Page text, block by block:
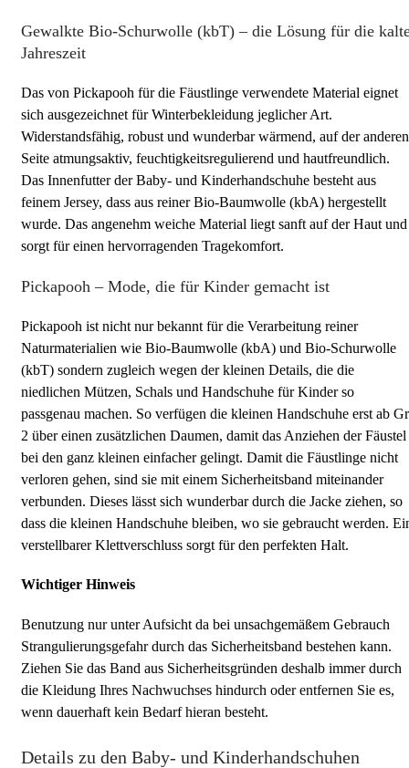
Gewalkte Bio-Schurwolle (kbT) – die Lösung für die
Jahreszeit
Das von Pickapooh für die Fäustlinge verwendete Material eignet
sich ausgezeichnet für Winterbekleidung jeglicher Art.
Widerstandsfähig, robust und wunderbar wärmend, auf der anderen
Seite atmungsaktiv, feuchtigkeitsregulierend und hautfreundlich.
Das Innenfutter der Baby- und Kinderhandschuhe besteht aus
feinem Jersey, dass aus reiner Bio-Baumwolle (kbA) hergestellt
wurde. Das angenehm weiche Material liegt sanft auf der Haut und
sorgt für einen hervorragenden Tragekomfort.
Pickapooh – Mode, die für Kinder gemacht ist
Pickapooh ist nicht nur bekannt für die Verarbeitung reiner
Naturmaterialien wie Bio-Baumwolle (kbA) und Bio-Schurwolle
(kbT) sondern zugleich wegen der kleinen Details, die die
niedlichen Mützen, Schals und Handschuhe für Kinder so
passgenau machen. So verfügen die kleinen Handschuhe erst ab
2 über einen zusätzlichen Daumen, damit das Anziehen der Fäustel
bei den ganz kleinen einfacher gelingt. Damit die Fäustlinge nicht
verloren gehen, sind sie mit einem Sicherheitsband miteinander
verbunden. Dieses lässt sich wunderbar durch die Jacke ziehen, so
dass die kleinen Handschuhe bleiben, wo sie gebraucht werden.
verstellbarer Klettverschluss sorgt für den perfekten Halt.
Wichtiger Hinweis
Benutzung nur unter Aufsicht da bei unsachgemäßem Gebrauch
Strangulierungsgefahr durch das Sicherheitsband bestehen kann.
Ziehen Sie das Band aus Sicherheitsgründen deshalb immer durch
die Kleidung Ihres Nachwuchses hindurch oder entfernen Sie es,
wenn dauerhaft kein Bedarf hieran besteht.
Details zu den Baby- und Kinderhandschuhen